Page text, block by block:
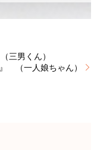
男くん）
（一人娘ちゃん）